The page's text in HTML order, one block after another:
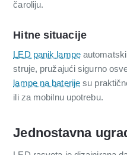
čaroliju.
Hitne situacije
LED panik lampeautomatski
struje, pružajući sigurno
lampe na baterije su
ili za mobilnu upotrebu.
Jednostavna